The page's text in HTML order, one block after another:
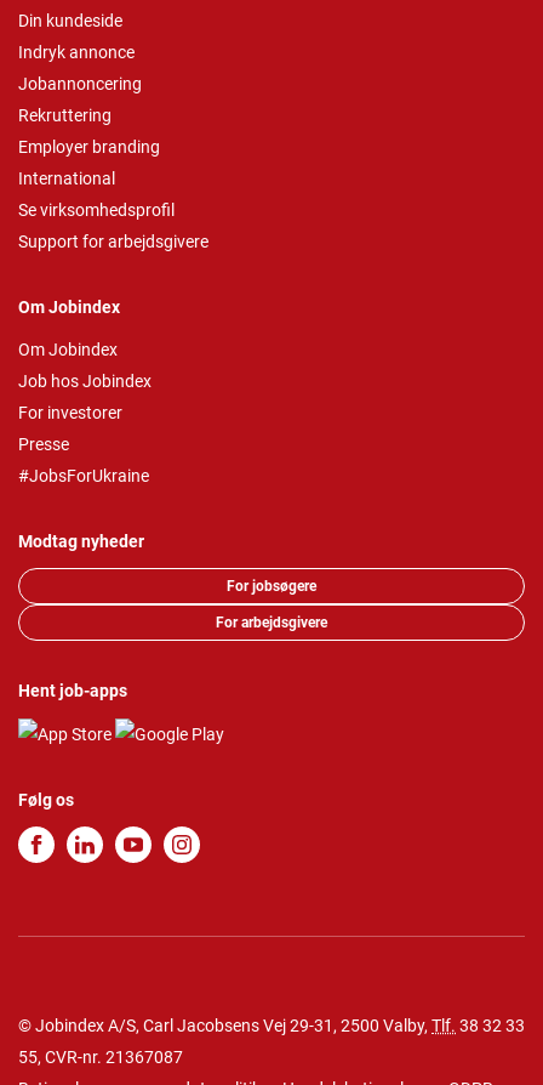
Din kundeside
Indryk annonce
Jobannoncering
Rekruttering
Employer branding
International
Se virksomhedsprofil
Support for arbejdsgivere
Om Jobindex
Om Jobindex
Job hos Jobindex
For investorer
Presse
#JobsForUkraine
Modtag nyheder
For jobsøgere
For arbejdsgivere
Hent job-apps
Følg os
© Jobindex A/S, Carl Jacobsens Vej 29-31, 2500 Valby, Tlf. 38 32 33
55, CVR-nr. 21367087